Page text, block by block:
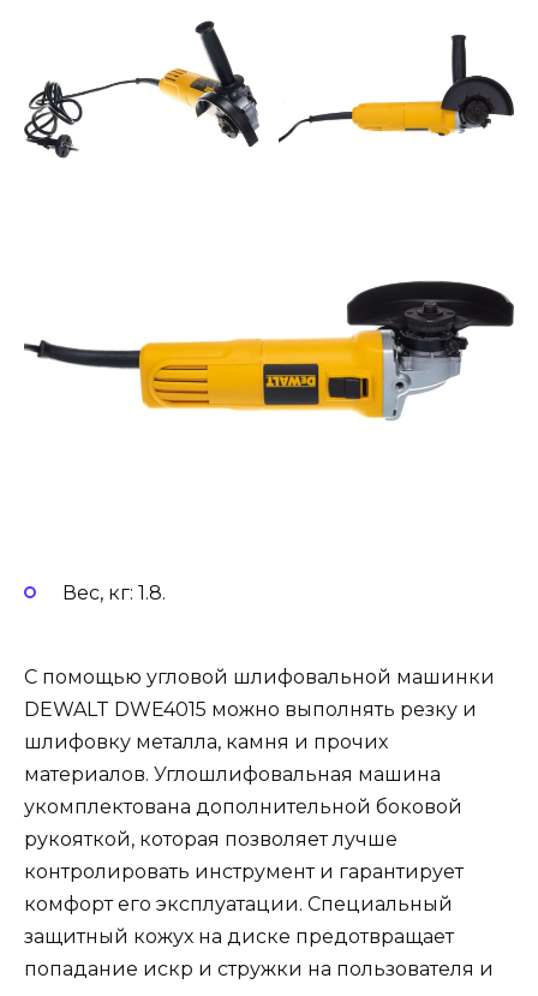
Вес, кг: 1.8.
С помощью угловой шлифовальной машинки
DEWALT DWE4015 можно выполнять резку и
шлифовку металла, камня и прочих
материалов. Углошлифовальная машина
укомплектована дополнительной боковой
рукояткой, которая позволяет лучше
контролировать инструмент и гарантирует
комфорт его эксплуатации. Специальный
защитный кожух на диске предотвращает
попадание искр и стружки на пользователя и